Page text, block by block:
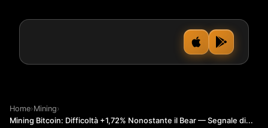
Home›Mining›
Mining Bitcoin: Difficoltà +1,72% Nonostante il Bear — Segnale di...